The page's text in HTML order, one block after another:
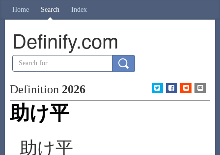
Home Search Index
Definify.com
Definition 2026
助け平
助け平